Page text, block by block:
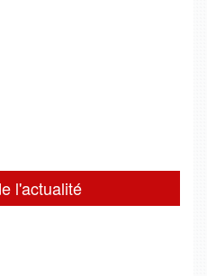
l'actualité